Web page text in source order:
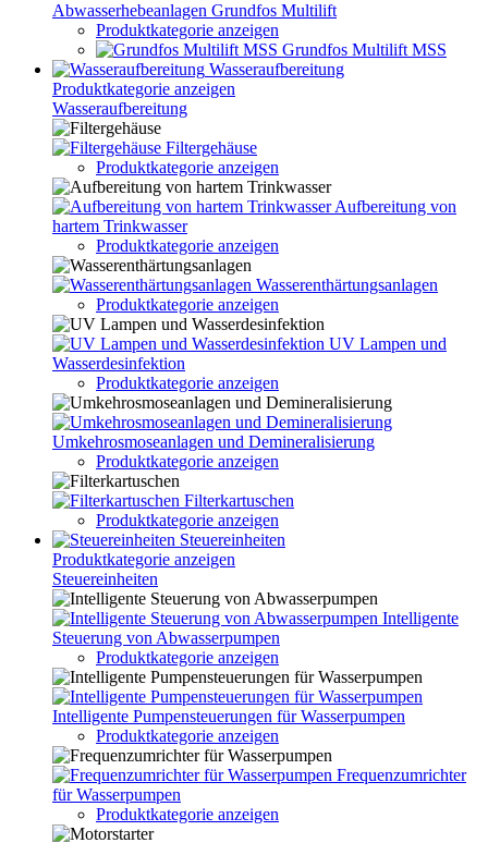
Abwasserhebeanlagen Grundfos Multilift
Produktkategorie anzeigen
Grundfos Multilift MSS
Wasseraufbereitung
Produktkategorie anzeigen
Wasseraufbereitung
Filtergehäuse
Produktkategorie anzeigen
Aufbereitung von
hartem Trinkwasser
Produktkategorie anzeigen
Wasserenthärtungsanlagen
Produktkategorie anzeigen
UV Lampen und
Wasserdesinfektion
Produktkategorie anzeigen
Umkehrosmoseanlagen und Demineralisierung
Produktkategorie anzeigen
Filterkartuschen
Produktkategorie anzeigen
Steuereinheiten
Produktkategorie anzeigen
Steuereinheiten
Intelligente
Steuerung von Abwasserpumpen
Produktkategorie anzeigen
Intelligente Pumpensteuerungen für Wasserpumpen
Produktkategorie anzeigen
Frequenzumrichter
für Wasserpumpen
Produktkategorie anzeigen